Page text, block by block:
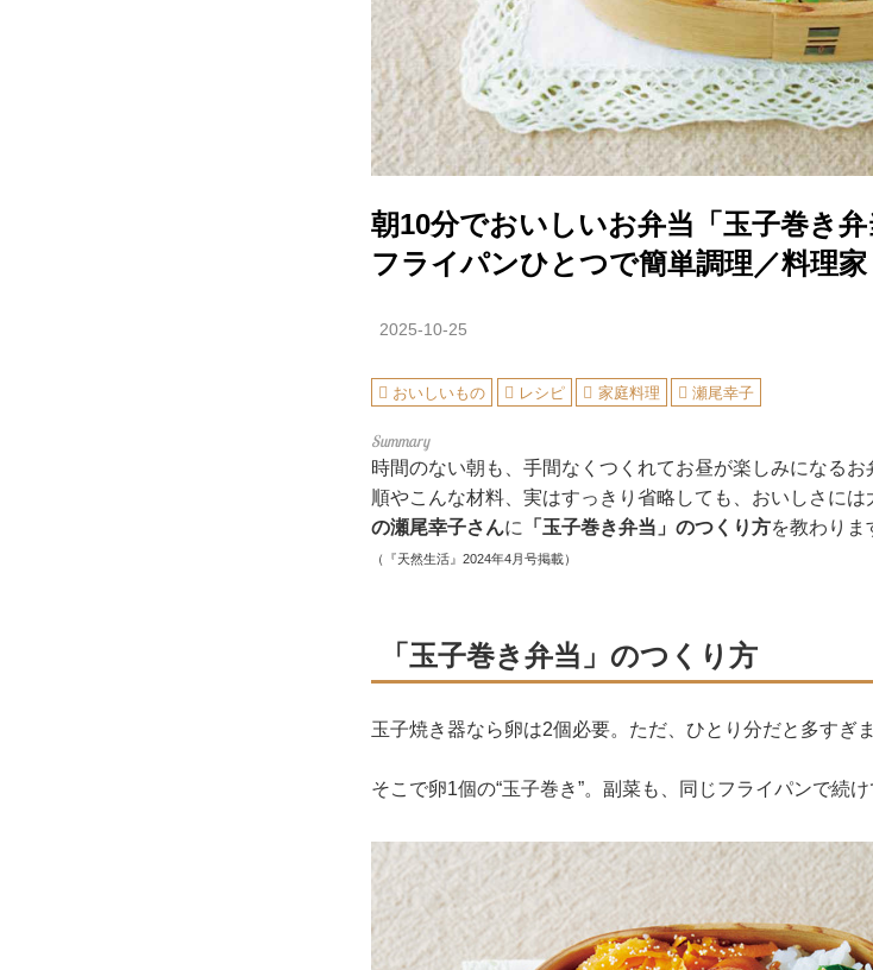
朝10分でおいしいお弁当「玉子巻き弁
フライパンひとつで簡単調理／料理
2025-10-25
おいしいもの レシピ 家庭料理 瀬尾幸子
時間のない朝も、手間なくつくれてお昼が楽しみになる
順やこんな材料、実はすっきり省略しても、おいしさには
の瀬尾幸子さんに 「玉子巻き弁当」のつくり方を教わりま
（『天然生活』2024年4月号掲載）
「玉子巻き弁当」のつくり方
玉子焼き器なら卵は2個必要。ただ、ひとり分だと多すぎま
そこで卵1個の“玉子巻き”。副菜も、同じフライパンで続け